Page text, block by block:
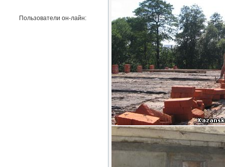
Пользователи он-лайн: